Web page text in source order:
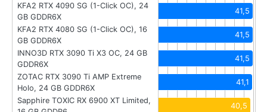
KFA2 RTX 4090 SG (1-Click OC), 24
GB GDDR6X
41,5
KFA2 RTX 4080 SG (1-Click OC), 16
GB GDDR6X
41,5
INNO3D RTX 3090 Ti X3 OC, 24 GB
GDDR6X
41,5
ZOTAC RTX 3090 Ti AMP Extreme
Holo, 24 GB GDDR6X
41,1
Sapphire TOXIC RX 6900 XT Limited,
40,5